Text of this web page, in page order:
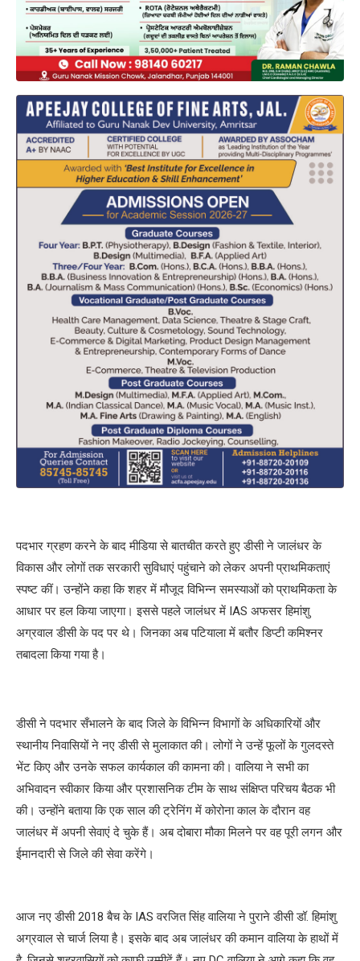
पदभार ग्रहण करने के बाद मीडिया से बातचीत करते हुए डीसी ने जालंधर के
विकास और लोगों तक सरकारी सुविधाएं पहुंचाने को लेकर अपनी प्राथमिकताएं
स्पष्ट कीं। उन्होंने कहा कि शहर में मौजूद विभिन्न समस्याओं को प्राथमिकता के
आधार पर हल किया जाएगा। इससे पहले जालंधर में IAS अफसर हिमांशु
अग्रवाल डीसी के पद पर थे। जिनका अब पटियाला में बतौर डिप्टी कमिश्नर
तबादला किया गया है।
डीसी ने पदभार सँभालने के बाद जिले के विभिन्न विभागों के अधिकारियों और
स्थानीय निवासियों ने नए डीसी से मुलाकात की। लोगों ने उन्हें फूलों के गुलदस्ते
भेंट किए और उनके सफल कार्यकाल की कामना की। वालिया ने सभी का
अभिवादन स्वीकार किया और प्रशासनिक टीम के साथ संक्षिप्त परिचय बैठक भी
की। उन्होंने बताया कि एक साल की ट्रेनिंग में कोरोना काल के दौरान वह
जालंधर में अपनी सेवाएं दे चुके हैं। अब दोबारा मौका मिलने पर वह पूरी लगन और
ईमानदारी से जिले की सेवा करेंगे।
आज नए डीसी 2018 बैच के IAS वरजित सिंह वालिया ने पुराने डीसी डॉ. हिमांशु
अग्रवाल से चार्ज लिया है। इसके बाद अब जालंधर की कमान वालिया के हाथों में